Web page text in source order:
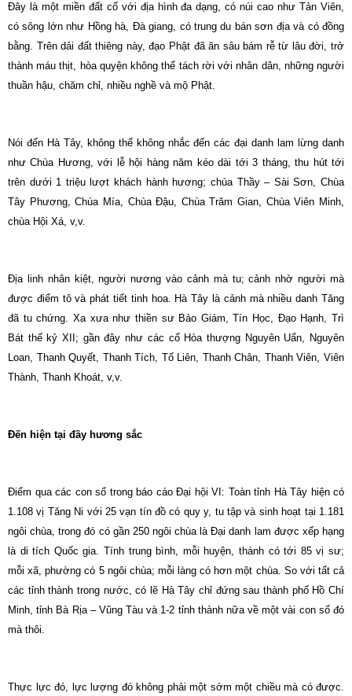
Đây là một miền đất cổ với địa hình đa dạng, có núi cao như Tản Viên,
có sông lớn như Hồng hà, Đà giang, có trung du bán sơn địa và có đồng
bằng. Trên dải đất thiêng này, đạo Phật đã ăn sâu bám rễ từ lâu đời, trở
thành máu thịt, hòa quyện không thể tách rời với nhân dân, những người
thuần hậu, chăm chỉ, nhiều nghề và mộ Phật.
Nói đến Hà Tây, không thể không nhắc đến các đại danh lam lừng danh
như Chùa Hương, với lễ hội hàng năm kéo dài tới 3 tháng, thu hút tới
trên dưới 1 triệu lượt khách hành hương; chùa Thầy – Sài Sơn, Chùa
Tây Phương, Chùa Mía, Chùa Đậu, Chùa Trăm Gian, Chùa Viên Minh,
chùa Hội Xá, v,v.
Địa linh nhân kiệt, người nương vào cảnh mà tu; cảnh nhờ người mà
được điểm tô và phát tiết tinh hoa. Hà Tây là cảnh mà nhiều danh Tăng
đã tu chứng. Xa xưa như thiền sư Bảo Giám, Tín Học, Đạo Hạnh, Trì
Bát thế kỷ XII; gần đây như các cố Hòa thượng Nguyên Uẩn, Nguyên
Loan, Thanh Quyết, Thanh Tích, Tố Liên, Thanh Chân, Thanh Viên, Viên
Thành, Thanh Khoát, v,v.
Đến hiện tại đầy hương sắc
Điểm qua các con số trong báo cáo Đại hội VI: Toàn tỉnh Hà Tây hiện có
1.108 vị Tăng Ni với 25 vạn tín đồ có quy y, tu tập và sinh hoạt tại 1.181
ngôi chùa, trong đó có gần 250 ngôi chùa là Đại danh lam được xếp hạng
là di tích Quốc gia. Tính trung bình, mỗi huyện, thành có tới 85 vị sư;
mỗi xã, phường có 5 ngôi chùa; mỗi làng có hơn một chùa. So với tất cả
các tỉnh thành trong nước, có lẽ Hà Tây chỉ đứng sau thành phố Hồ Chí
Minh, tỉnh Bà Rịa – Vũng Tàu và 1-2 tỉnh thành nữa về một vài con số đó
mà thôi.
Thực lực đó, lực lượng đó không phải một sớm một chiều mà có được.